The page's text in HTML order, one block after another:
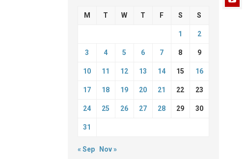
M T W T F S S
1 2
3 4 5 6 7 8 9
10 11 12 13 14 15 16
17 18 19 20 21 22 23
24 25 26 27 28 29 30
31
« Sep Nov »